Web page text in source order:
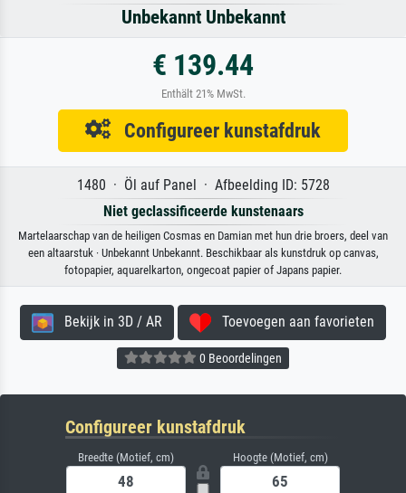
Unbekannt Unbekannt
€ 139.44
Enthält 21% MwSt.
Configureer kunstafdruk
1480 · Öl auf Panel · Afbeelding ID: 5728
Niet geclassificeerde kunstenaars
Martelaarschap van de heiligen Cosmas en Damian met hun drie broers, deel van
een altaarstuk · Unbekannt Unbekannt. Beschikbaar als kunstdruk op canvas,
fotopapier, aquarelkarton, ongecoat papier of Japans papier.
Bekijk in 3D / AR Toevoegen aan favorieten
0 Beoordelingen
Configureer kunstafdruk
Breedte (Motief, cm) Hoogte (Motief, cm)